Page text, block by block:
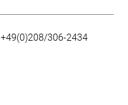
+49(0)208/306-2434